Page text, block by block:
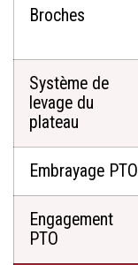
Broches
Système de
levage du
plateau
Embrayage PTO
Engagement
PTO